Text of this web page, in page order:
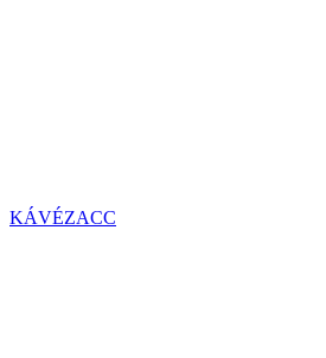
KÁVÉZACC